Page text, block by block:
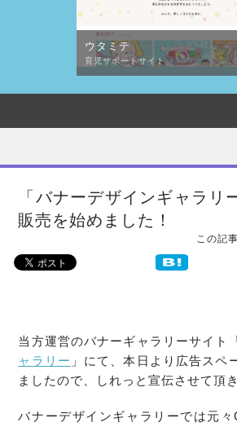
ウタミテ
育児サポートサイト
「バナーデザインギャラリ
販売を始めました！
この記
当方運営のバナーギャラリーサイト
ャラリー 」にて、本日より広告スペ
ましたので、しれっと宣伝させて頂
バナーデザインギャラリーでは元